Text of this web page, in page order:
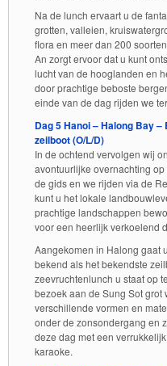
Na de lunch ervaart u de
grotten, valleien,
flora en meer dan 200
An zorgt ervoor dat u kunt
lucht van de hooglanden en
door prachtige beboste
einde van de dag rijden we
Dag 5 Hanoi – Halong Bay
zeilboot (O/L/D)
In de ochtend vervolgen wij
avontuurlijke overnachting
de gids en we rijden via de
kunt u het lokale
prachtige landschappen
voor een heerlijk verkoelend
Aangekomen in Halong gaat
bekend als het bekendste
zeevruchtenlunch u staat op
bezoek aan de Sung Sot
verschillende vormen en
onder de zonsondergang en
deze dag met een
karaoke.